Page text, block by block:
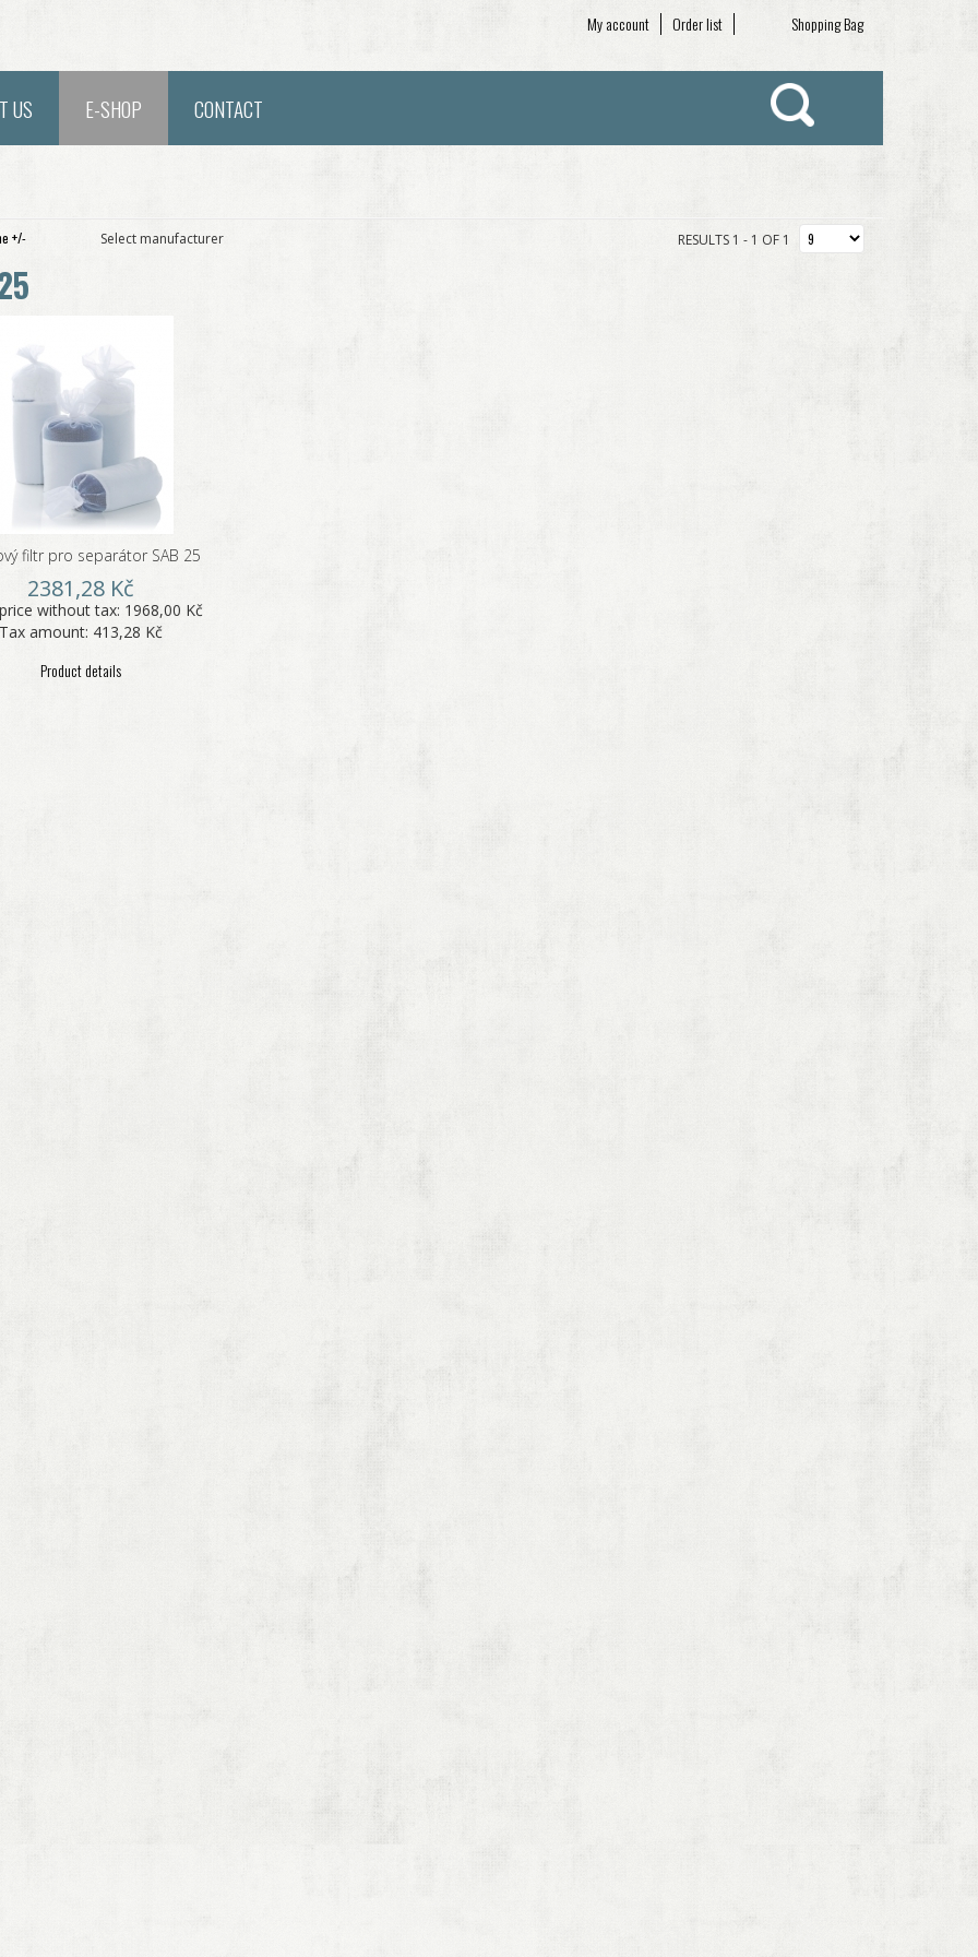
Shopping Bag
My account Order list
US E-SHOP CONTACT
+/- Select manufacturer RESULTS 1 - 1 OF 1
filtr pro separátor SAB 25
2381,28 Kč
without tax: 1968,00 Kč
Tax amount: 413,28 Kč
Product details